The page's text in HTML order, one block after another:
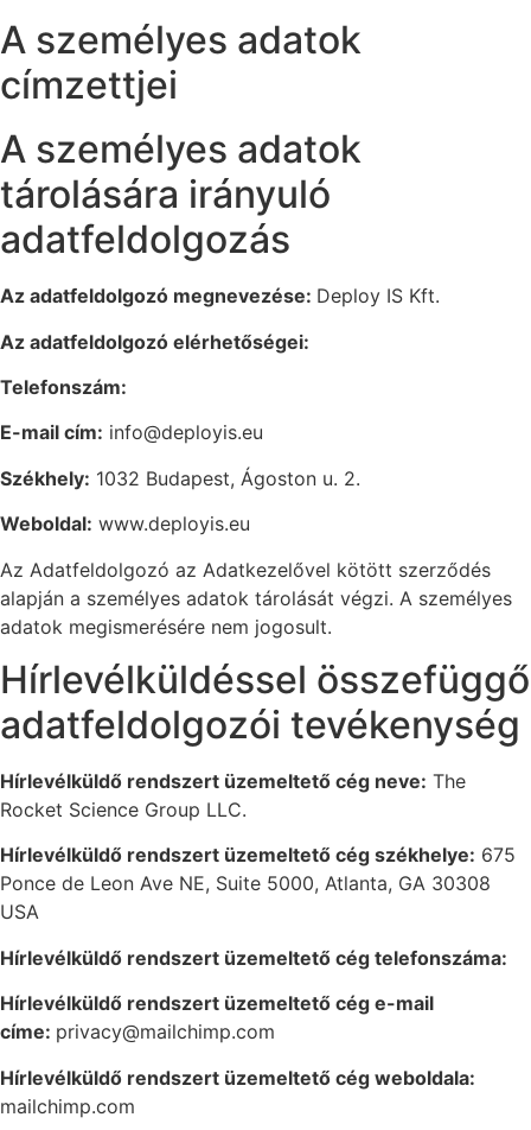
A személyes adatok
címzettjei
A személyes adatok
tárolására irányuló
adatfeldolgozás
Az adatfeldolgozó megnevezése: Deploy IS Kft.
Az adatfeldolgozó elérhetőségei:
Telefonszám:
E-mail cím: info@deployis.eu
Székhely: 1032 Budapest, Ágoston u. 2.
Weboldal: www.deployis.eu
Az Adatfeldolgozó az Adatkezelővel kötött szerződés
alapján a személyes adatok tárolását végzi. A személyes
adatok megismerésére nem jogosult.
Hírlevélküldéssel összefüggő
adatfeldolgozói tevékenység
Hírlevélküldő rendszert üzemeltető cég neve: The
Rocket Science Group LLC.
Hírlevélküldő rendszert üzemeltető cég székhelye: 675
Ponce de Leon Ave NE, Suite 5000, Atlanta, GA 30308
USA
Hírlevélküldő rendszert üzemeltető cég telefonszáma:
Hírlevélküldő rendszert üzemeltető cég e-mail
címe: privacy@mailchimp.com
Hírlevélküldő rendszert üzemeltető cég weboldala:
mailchimp.com